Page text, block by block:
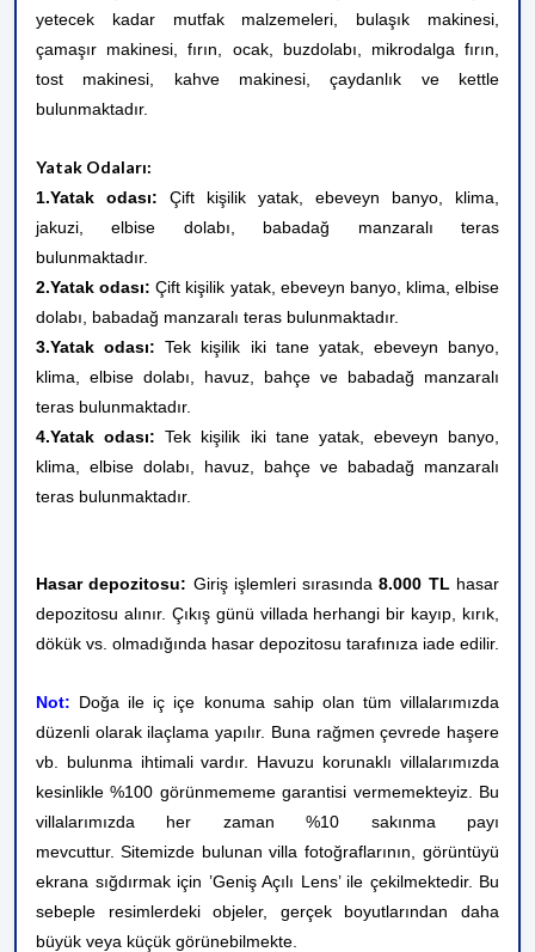
yetecek kadar mutfak malzemeleri, bulaşık makinesi,
çamaşır makinesi, fırın, ocak, buzdolabı, mikrodalga fırın,
tost makinesi, kahve makinesi, çaydanlık ve kettle
bulunmaktadır.
Yatak Odaları:
1.Yatak odası: Çift kişilik yatak, ebeveyn banyo, klima,
jakuzi, elbise dolabı, babadağ manzaralı teras
bulunmaktadır.
2.Yatak odası:Çift kişilik yatak, ebeveyn banyo, klima, elbise
dolabı, babadağ manzaralı teras bulunmaktadır.
3.Yatak odası:Tek kişilik iki tane yatak, ebeveyn banyo,
klima, elbise dolabı, havuz, bahçe ve babadağ manzaralı
teras bulunmaktadır.
4.Yatak odası:Tek kişilik iki tane yatak, ebeveyn banyo,
klima, elbise dolabı, havuz, bahçe ve babadağ manzaralı
teras bulunmaktadır.
Hasar depozitosu: Giriş işlemleri sırasında8.000 TL hasar
depozitosu alınır. Çıkış günü villada herhangi bir kayıp, kırık,
dökük vs. olmadığında hasar depozitosu tarafınıza iade edilir.
Not: Doğa ile iç içe konuma sahip olan tüm villalarımızda
düzenli olarak ilaçlama yapılır. Buna rağmen çevrede haşere
vb. bulunma ihtimali vardır. Havuzu korunaklı villalarımızda
kesinlikle %100 görünmememe garantisi vermemekteyiz. Bu
villalarımızda her zaman %10 sakınma payı
mevcuttur. Sitemizde bulunan villa fotoğraflarının, görüntüyü
ekrana sığdırmak için ’Geniş Açılı Lens’ ile çekilmektedir. Bu
sebeple resimlerdeki objeler, gerçek boyutlarından daha
büyük veya küçük görünebilmekte.